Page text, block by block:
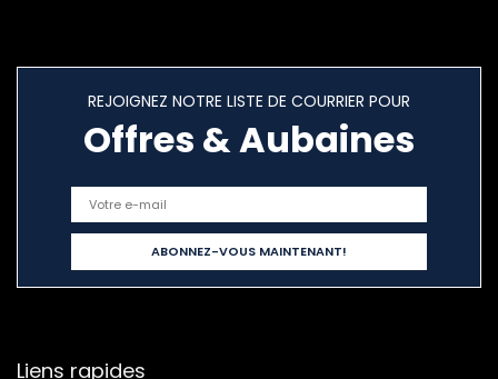
REJOIGNEZ NOTRE LISTE DE COURRIER POUR
Offres & Aubaines
Liens rapides